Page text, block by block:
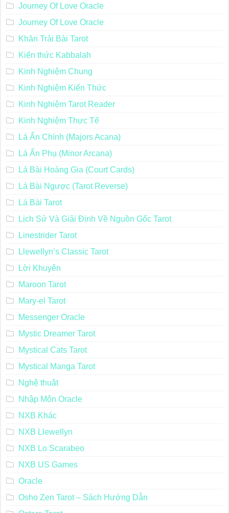
Journey Of Love Oracle
Journey Of Love Oracle
Khăn Trải Bài Tarot
Kiến thức Kabbalah
Kinh Nghiệm Chung
Kinh Nghiệm Kiến Thức
Kinh Nghiệm Tarot Reader
Kinh Nghiệm Thực Tế
Lá Ẩn Chính (Majors Acana)
Lá Ẩn Phụ (Minor Arcana)
Lá Bài Hoàng Gia (Court Cards)
Lá Bài Ngược (Tarot Reverse)
Lá Bài Tarot
Lịch Sử Và Giải Định Về Nguồn Gốc Tarot
Linestrider Tarot
Llewellyn’s Classic Tarot
Lời Khuyên
Maroon Tarot
Mary-el Tarot
Messenger Oracle
Mystic Dreamer Tarot
Mystical Cats Tarot
Mystical Manga Tarot
Nghệ thuật
Nhập Môn Oracle
NXB Khác
NXB Llewellyn
NXB Lo Scarabeo
NXB US Games
Oracle
Osho Zen Tarot – Sách Hướng Dẫn